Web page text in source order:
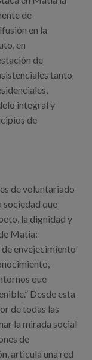
de
en la
en
de
tanto
integral y
de
de voluntariado
sociedad que
la dignidad y
Matia:
de envejecimiento
que
Desde esta
de todas las
la mirada social
de
articula una red